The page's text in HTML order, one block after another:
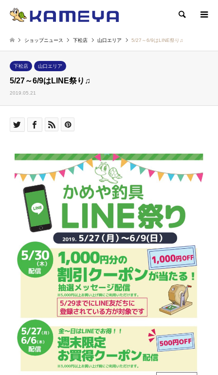
検索
ショップニュース 下松店 山口エリア 5/27～6/9はLINE祭り♫
下松店 山口エリア
5/27～6/9はLINE祭り♫
2019.05.21